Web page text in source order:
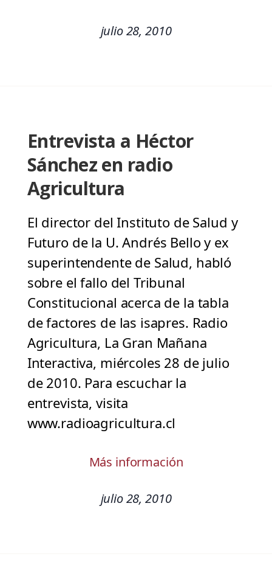
julio 28, 2010
Entrevista a Héctor
Sánchez en radio
Agricultura
El director del Instituto de Salud y
Futuro de la U. Andrés Bello y ex
superintendente de Salud, habló
sobre el fallo del Tribunal
Constitucional acerca de la tabla
de factores de las isapres. Radio
Agricultura, La Gran Mañana
Interactiva, miércoles 28 de julio
de 2010. Para escuchar la
entrevista, visita
www.radioagricultura.cl
Más información
julio 28, 2010